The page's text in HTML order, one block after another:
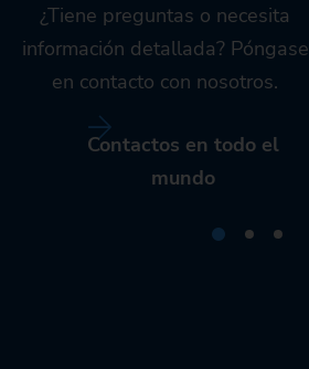
¿Tiene preguntas o necesita
información detallada? Póngase
en contacto con nosotros.
Contactos en todo el
mundo